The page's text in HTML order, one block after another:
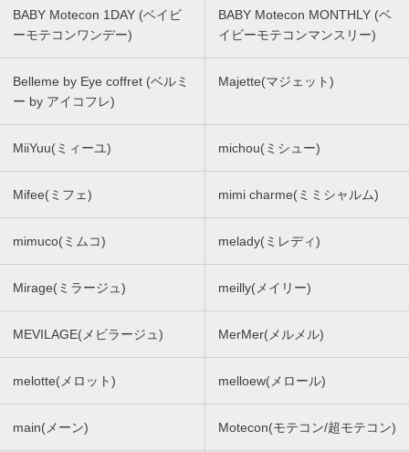
BABY Motecon 1DAY (ベイビ
ーモテコンワンデー)
BABY Motecon MONTHLY (ベ
イビーモテコンマンスリー)
Belleme by Eye coffret (ベルミ
ー by アイコフレ)
Majette(マジェット)
MiiYuu(ミィーユ) michou(ミシュー)
Mifee(ミフェ) mimi charme(ミミシャルム)
mimuco(ミムコ) melady(ミレディ)
Mirage(ミラージュ) meilly(メイリー)
MEVILAGE(メビラージュ) MerMer(メルメル)
melotte(メロット) melloew(メロール)
main(メーン) Motecon(モテコン/超モテコン)